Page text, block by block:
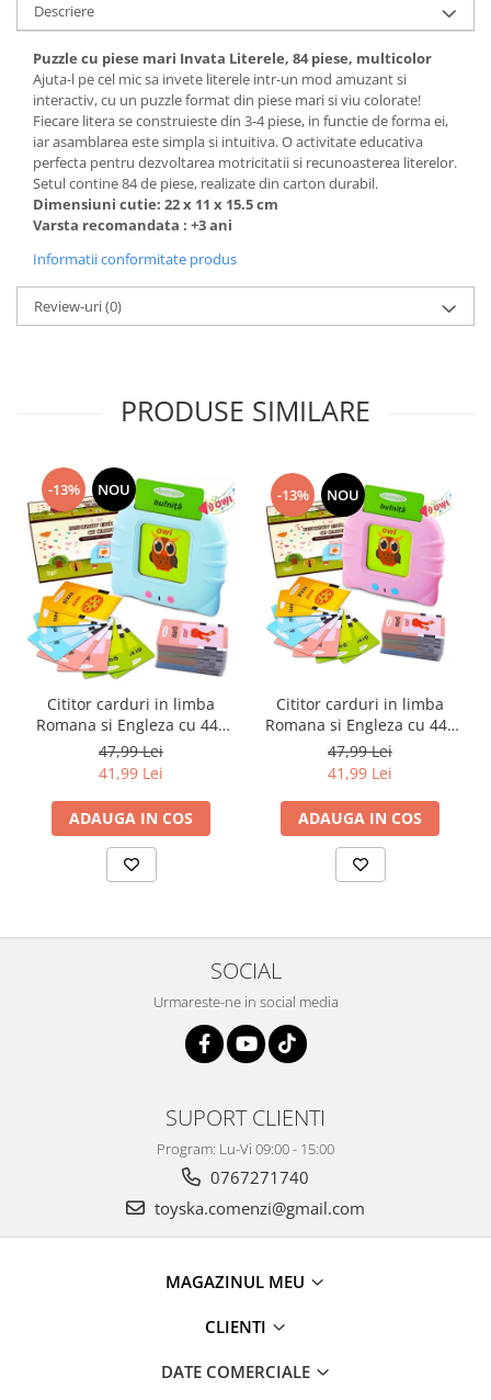
Descriere
Puzzle cu piese mari Invata Literele, 84 piese, multicolor
Ajuta-l pe cel mic sa invete literele intr-un mod amuzant si
interactiv, cu un puzzle format din piese mari si viu colorate!
Fiecare litera se construieste din 3-4 piese, in functie de forma ei,
iar asamblarea este simpla si intuitiva. O activitate educativa
perfecta pentru dezvoltarea motricitatii si recunoasterea literelor.
Setul contine 84 de piese, realizate din carton durabil.
Dimensiuni cutie: 22 x 11 x 15.5 cm
Varsta recomandata : +3 ani
Informatii conformitate produs
Review-uri(0)
PRODUSE SIMILARE
-13% NOU
Cititor carduri in limba
Romana si Engleza cu 448
cuvinte, 224 imagini,
dezvoltare vocabular,
albastru
47,99 Lei
41,99 Lei
ADAUGA IN COS
-13% NOU
Cititor carduri in limba
Romana si Engleza cu 448
cuvinte, 224 imagini,
dezvoltare vocabular, roz
47,99 Lei
41,99 Lei
ADAUGA IN COS
SOCIAL
Urmareste-ne in social media
SUPORT CLIENTI
Program: Lu-Vi 09:00 - 15:00
0767271740
toyska.comenzi@gmail.com
MAGAZINUL MEU
CLIENTI
DATE COMERCIALE